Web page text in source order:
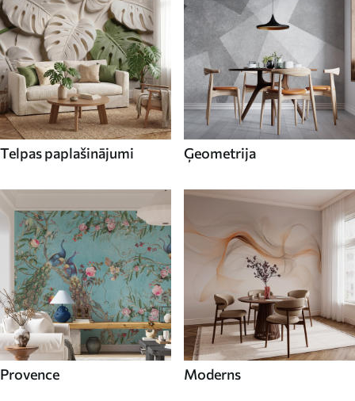
Telpas paplašinājumi Ģeometrija
Provence Moderns